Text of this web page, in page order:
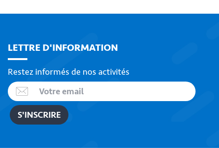
LETTRE D'INFORMATION
Restez informés de nos activités